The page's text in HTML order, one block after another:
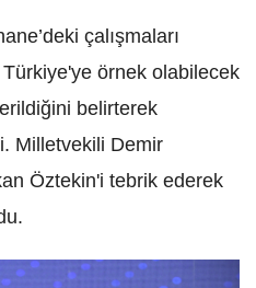
çalışmaları
örnek olabilecek
belirterek
Milletvekili Demir
Öztekin'i tebrik ederek